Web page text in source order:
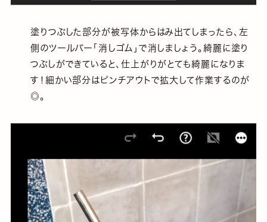
塗りつぶした部分が被写体からはみ出てしまったら、左
側のツールバー「消しゴム」で消しましょう。綺麗に塗り
つぶしができていると、仕上がりがとても綺麗になりま
す！細かい部分はピンチアウトで拡大して作業するのが
◎。